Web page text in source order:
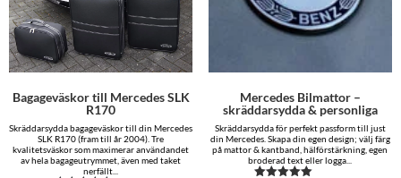
Bagageväskor till Mercedes SLK
R170
Skräddarsydda bagageväskor till din Mercedes
SLK R170 (fram till år 2004). Tre
kvalitetsväskor som maximerar användandet
av hela bagageutrymmet, även med taket
nerfällt...
Mercedes Bilmattor –
skräddarsydda & personliga
Skräddarsydda för perfekt passform till just
din Mercedes. Skapa din egen design; välj färg
på mattor & kantband, hälförstärkning, egen
broderad text eller logga...